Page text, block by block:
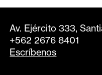
Av. Ejército 333,
+562 2676 8401
Escríbenos